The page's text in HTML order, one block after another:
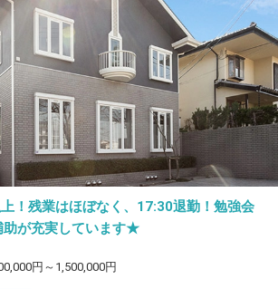
！残業はほぼなく、17:30退勤！勉強会
助が充実しています★
円～1,500,000円